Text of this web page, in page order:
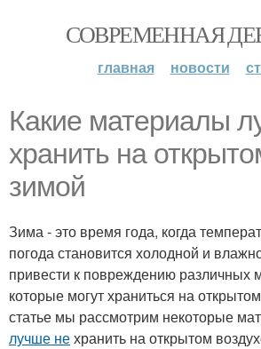
СОВРЕМЕННАЯ
главная новости
Какие материалы
хранить на
зимой
Зима - это время года, когда
погода становится холодной и
привести к повреждению различных
которые могут храниться на
статье мы рассмотрим некоторые
лучше нехранить на открытом